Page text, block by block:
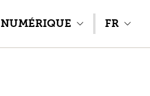
NUMÉRIQUE FR